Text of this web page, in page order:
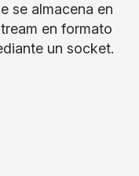
se almacena en
en formato
un socket.